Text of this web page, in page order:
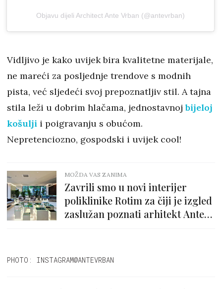
Objavu dijeli Architect Ante Vrban (@antevrban)
Vidljivo je kako uvijek bira kvalitetne materijale,
ne mareći za posljednje trendove s modnih
pista, već sljedeći svoj prepoznatljiv stil. A tajna
stila leži u dobrim hlačama, jednostavnojbijeloj
košulji i poigravanju s obućom.
Nepretenciozno, gospodski i uvijek cool!
MOŽDA VAS ZANIMA
Zavrili smo u novi interijer
poliklinike Rotim za čiji je izgled
zaslužan poznati arhitekt Ante
PHOTO: INSTAGRAM@ANTEVRBAN